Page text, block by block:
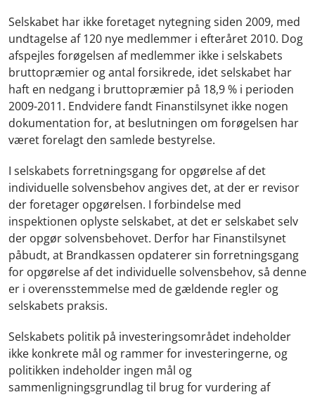
Selskabet har ikke foretaget nytegning siden 2009, med
undtagelse af 120 nye medlemmer i efteråret 2010. Dog
afspejles forøgelsen af medlemmer ikke i selskabets
bruttopræmier og antal forsikrede, idet selskabet har
haft en nedgang i bruttopræmier på 18,9 % i perioden
2009-2011. Endvidere fandt Finanstilsynet ikke nogen
dokumentation for, at beslutningen om forøgelsen har
været forelagt den samlede bestyrelse.
I selskabets forretningsgang for opgørelse af det
individuelle solvensbehov angives det, at der er revisor
der foretager opgørelsen. I forbindelse med
inspektionen oplyste selskabet, at det er selskabet selv
der opgør solvensbehovet. Derfor har Finanstilsynet
påbudt, at Brandkassen opdaterer sin forretningsgang
for opgørelse af det individuelle solvensbehov, så denne
er i overensstemmelse med de gældende regler og
selskabets praksis.
Selskabets politik på investeringsområdet indeholder
ikke konkrete mål og rammer for investeringerne, og
politikken indeholder ingen mål og
sammenligningsgrundlag til brug for vurdering af